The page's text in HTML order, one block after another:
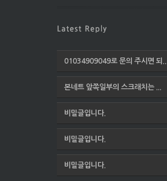
01034909049로 문의 주시면 되...
본네트 앞쪽일부의 스크래치는 ...
비밀글입니다.
비밀글입니다.
비밀글입니다.